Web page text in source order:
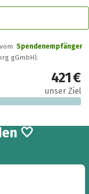
Spendenempfänger
gGmbH).
421 €
unser Ziel
🤍